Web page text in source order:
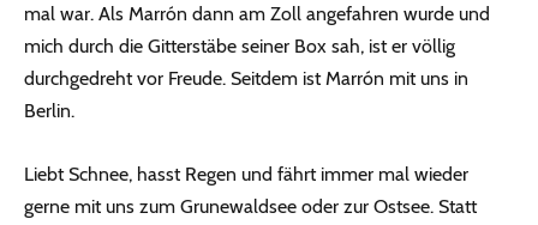
mal war. Als Marrón dann am Zoll angefahren wurde und
mich durch die Gitterstäbe seiner Box sah, ist er völlig
durchgedreht vor Freude. Seitdem ist Marrón mit uns in
Berlin.
Liebt Schnee, hasst Regen und fährt immer mal wieder
gerne mit uns zum Grunewaldsee oder zur Ostsee. Statt